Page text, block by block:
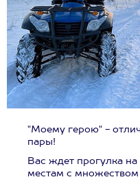
"Моему герою" -
пары!
Вас ждет прогулка
местам с